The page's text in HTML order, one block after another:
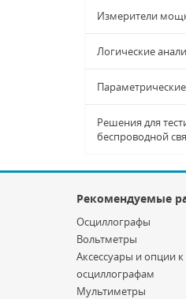
Измерители
Логические
Решения для
беспроводной
Рекомендуемые
Осциллографы
Вольтметры
Аксессуары и опции к
осциллографам
Мультиметры